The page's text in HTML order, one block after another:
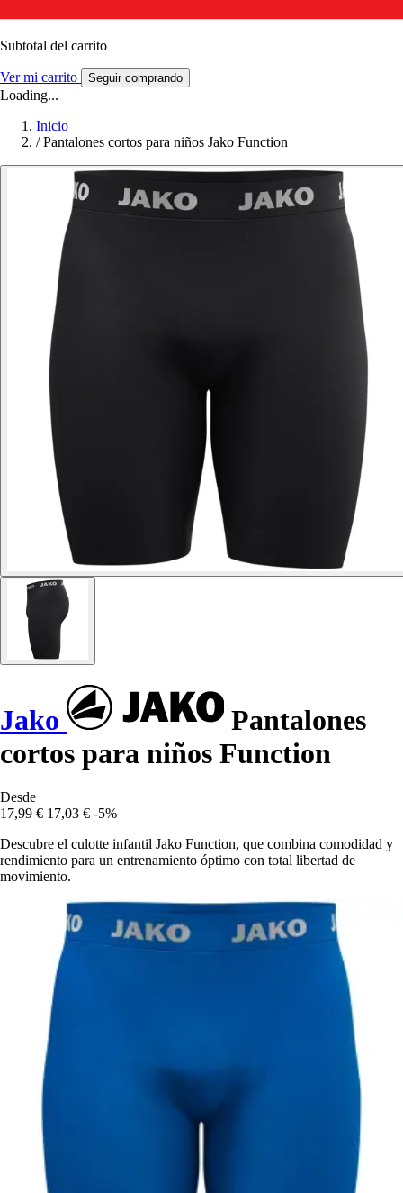
Subtotal del carrito
Ver mi carrito Seguir comprando
Loading...
Inicio
/ Pantalones cortos para niños Jako Function
Jako
Pantalones
cortos para niños Function
Desde
17,99 € 17,03 € -5%
Descubre el culotte infantil Jako Function, que combina comodidad y
rendimiento para un entrenamiento óptimo con total libertad de
movimiento.